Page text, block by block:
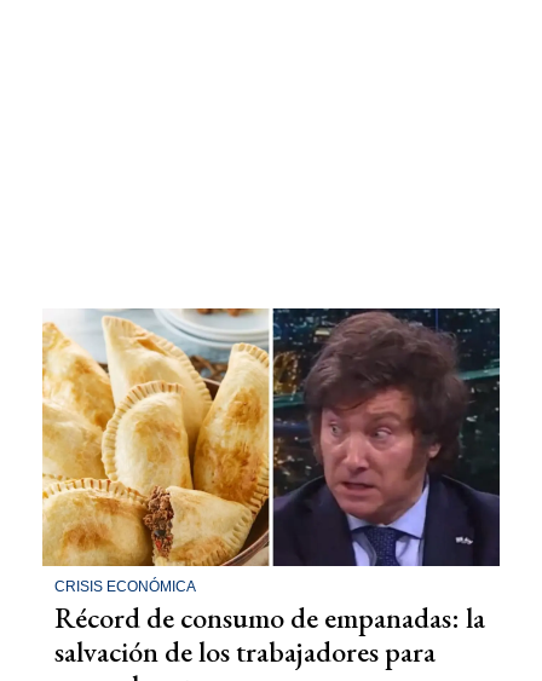
CRISIS ECONÓMICA
Récord de consumo de empanadas: la
salvación de los trabajadores para